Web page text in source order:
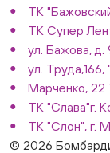
ТК
ТК Супер
ул. Бажова, д.
ул. Труда,166,
Марченко, 22
ТК "Слава"г.
ТК "Слон", г.
© 2026